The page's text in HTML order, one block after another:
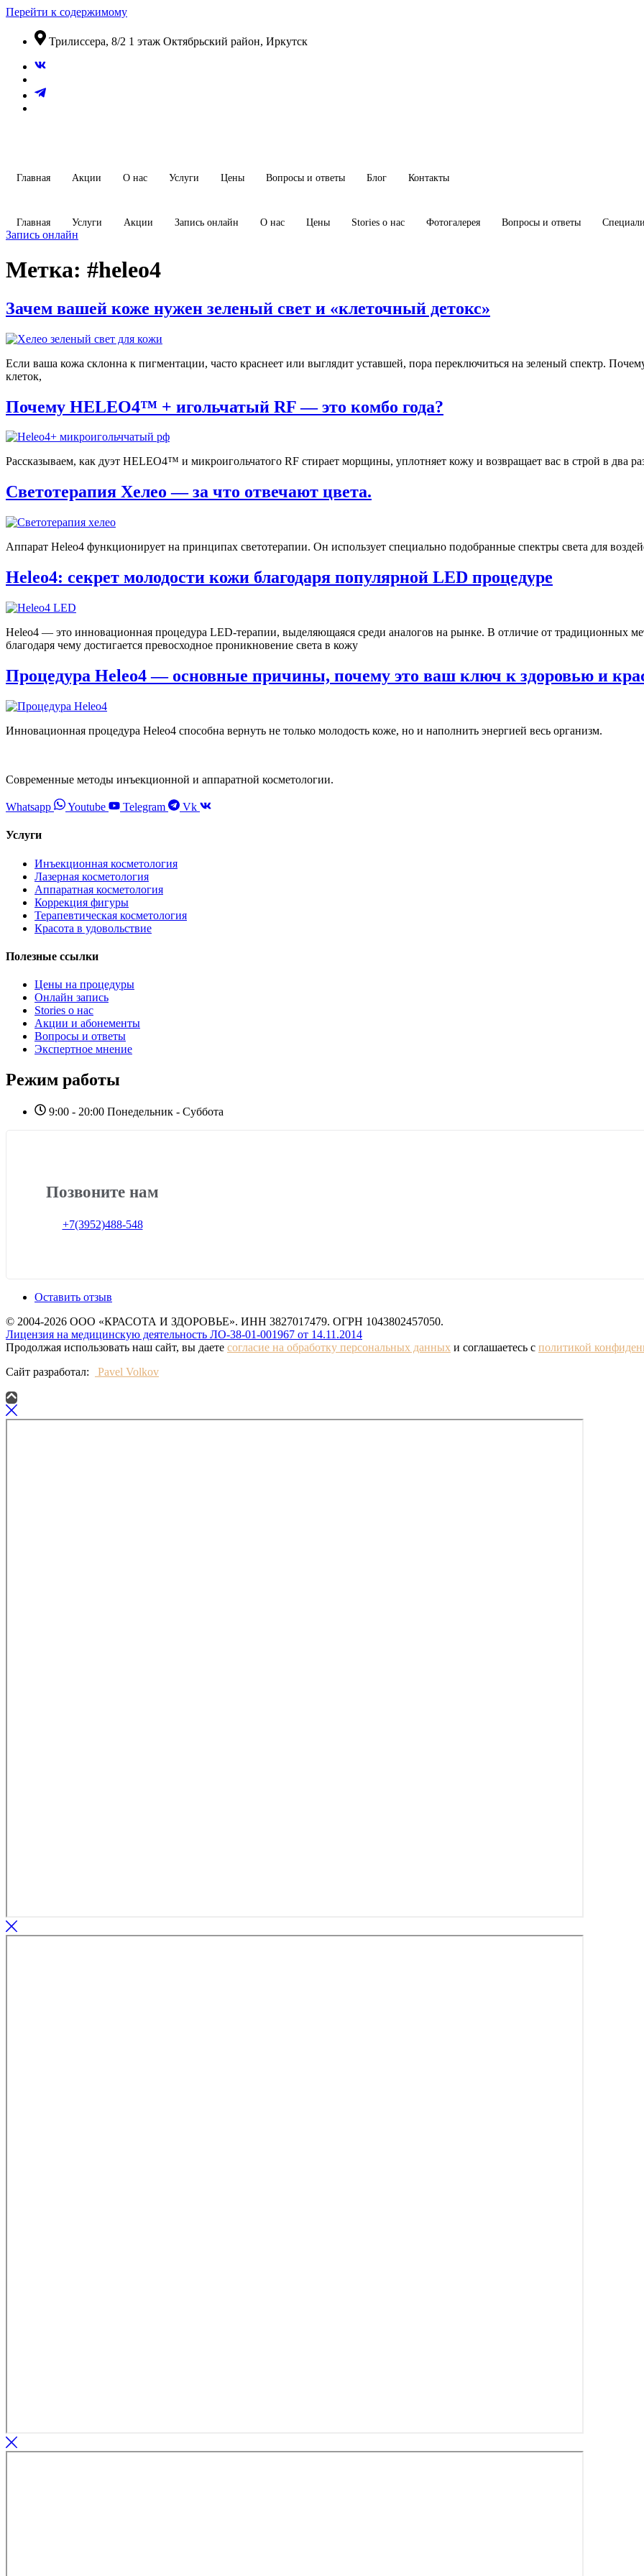
Перейти к содержимому
​Трилиссера, 8/2​ 1 этаж​ Октябрьский район, Иркутск
Главная Акции О нас Услуги Цены Вопросы и ответы Блог Контакты
Главная Услуги Акции Запись онлайн О нас Цены Stories о нас Фотогалерея Вопросы и ответы
Запись онлайн
Метка: #heleo4
Зачем вашей коже нужен зеленый свет и «клеточный детокс»
Если ваша кожа склонна к пигментации, часто краснеет или выглядит уставшей, пора переключиться на зеленый спектр.
клеток,
Почему HELEO4™ + игольчатый RF — это комбо года?
Рассказываем, как дуэт HELEO4™ и микроигольчатого RF стирает морщины, уплотняет кожу и возвращает вас в строй в два
Светотерапия Хелео — за что отвечают цвета.
Аппарат Heleo4 функционирует на принципах светотерапии. Он использует специально подобранные спектры света для
Heleo4: секрет молодости кожи благодаря популярной LED процедуре
Heleo4 — это инновационная процедурa LED-терапии, выделяющаяся среди аналогов на рынке. В отличие от традиционных
благодаря чему достигается превосходное проникновение света в кожу
Процедура Heleo4 — основные причины, почему это ваш ключ к здоровью и
Инновационная процедура Heleo4 способна вернуть не только молодость коже, но и наполнить энергией весь организм.
Современные методы инъекционной и аппаратной косметологии.
Whatsapp Youtube Telegram Vk
Услуги
Инъекционная косметология
Лазерная косметология
Аппаратная косметология
Коррекция фигуры
Терапевтическая косметология
Красота в удовольствие
Полезные ссылки
Цены на процедуры
Онлайн запись
Stories о нас
Акции и абонементы
Вопросы и ответы
Экспертное мнение
Режим работы
9:00 - 20:00 Понедельник - Суббота
Позвоните нам
+7(3952)488-548
Оставить отзыв
© 2004-2026 ООО «КРАСОТА И ЗДОРОВЬЕ». ИНН 3827017479. ОГРН 1043802457050.
Лицензия на медицинскую деятельность ЛО-38-01-001967 от 14.11.2014
Продолжая использовать наш сайт, вы даете согласие на обработку персональных данных и соглашаетесь с политикой
Сайт разработал:
Pavel Volkov